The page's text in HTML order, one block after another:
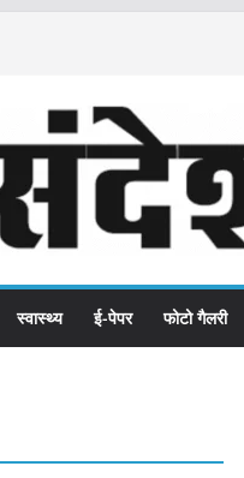
स्वास्थ्य ई-पेपर फोटो गैलरी